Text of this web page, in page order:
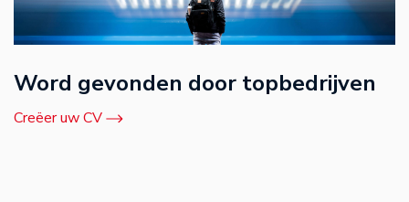
Word gevonden door topbedrijven
Creëer uw CV